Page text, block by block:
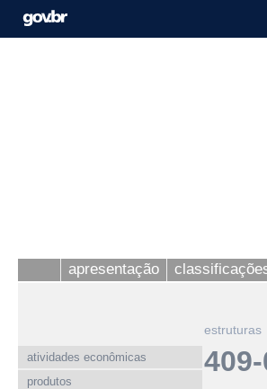
apresentação
atividades econômicas
produtos
estruturas